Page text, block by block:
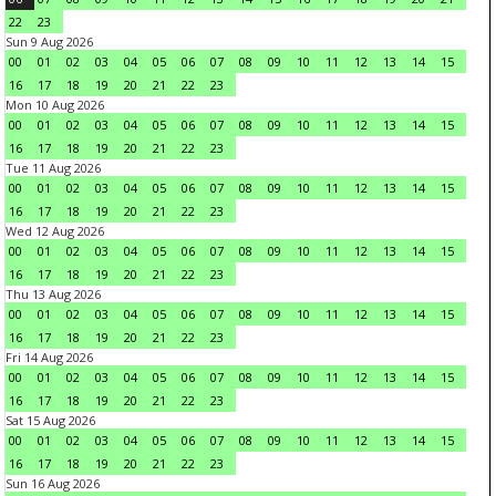
22
23
Sun 9 Aug 2026
00
01 02 03 04 05 06 07 08 09 10 11 12 13 14
15
16
17 18 19 20 21 22
23
Mon 10 Aug 2026
00
01 02 03 04 05 06 07 08 09 10 11 12 13 14
15
16
17 18 19 20 21 22
23
Tue 11 Aug 2026
00
01 02 03 04 05 06 07 08 09 10 11 12 13 14
15
16
17 18 19 20 21 22
23
Wed 12 Aug 2026
00
01 02 03 04 05 06 07 08 09 10 11 12 13 14
15
16
17 18 19 20 21 22
23
Thu 13 Aug 2026
00
01 02 03 04 05 06 07 08 09 10 11 12 13 14
15
16
17 18 19 20 21 22
23
Fri 14 Aug 2026
00
01 02 03 04 05 06 07 08 09 10 11 12 13 14
15
16
17 18 19 20 21 22
23
Sat 15 Aug 2026
00
01 02 03 04 05 06 07 08 09 10 11 12 13 14
15
16
17 18 19 20 21 22
23
Sun 16 Aug 2026